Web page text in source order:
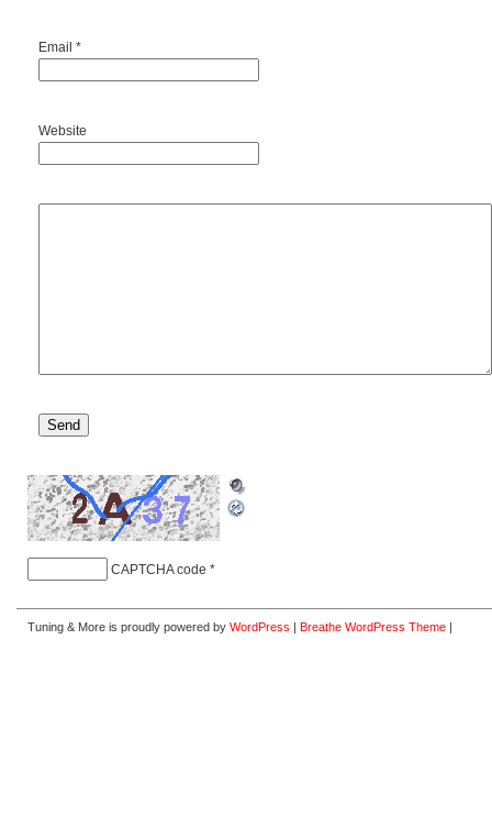
Email *
Website
CAPTCHA code *
Tuning & More is proudly powered by WordPress | Breathe WordPress Theme |